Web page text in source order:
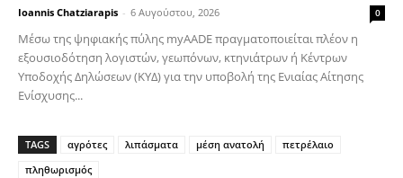
Ioannis Chatziarapis - 6 Αυγούστου, 2026 0
Μέσω της ψηφιακής πύλης myAADE πραγματοποιείται πλέον η
εξουσιοδότηση λογιστών, γεωπόνων, κτηνιάτρων ή Κέντρων
Υποδοχής Δηλώσεων (ΚΥΔ) για την υποβολή της Ενιαίας Αίτησης
Ενίσχυσης...
TAGS αγρότες λιπάσματα μέση ανατολή
πετρέλαιο
πληθωρισμός